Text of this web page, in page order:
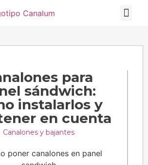
para
sándwich:
instalarlos y
en cuenta
Canalones y bajantes